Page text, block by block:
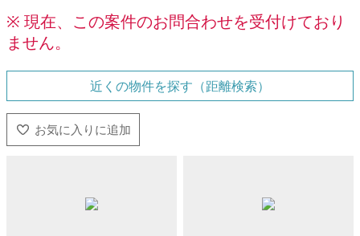
※ 現在、この案件のお問合わせを受付けており
ません。
近くの物件を探す（距離検索）